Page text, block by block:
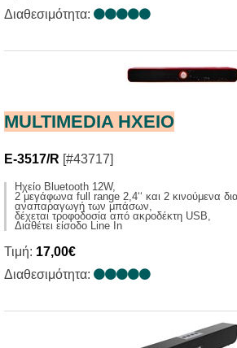
Διαθεσιμότητα:
MULTIMEDIA HXΕΙΟ
E-3517/R [#43717]
Ηχείο Bluetooth 12W,
2 μεγάφωνα full range 2,4‘‘ και 2 κινούμενα
αναπαραγωγή των μπάσων,
δέχεται τροφοδοσία από ακροδέκτη USB,
Διαθέτει είσοδο Line In
Τιμή: 17,00€
Διαθεσιμότητα: